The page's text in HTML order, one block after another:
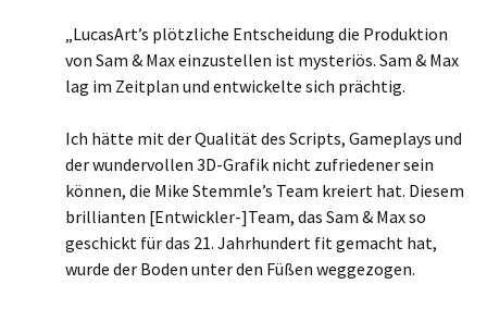
„LucasArt’s plötzliche Entscheidung die Produktion
von Sam & Max einzustellen ist mysteriös. Sam & Max
lag im Zeitplan und entwickelte sich prächtig.
Ich hätte mit der Qualität des Scripts, Gameplays und
der wundervollen 3D-Grafik nicht zufriedener sein
können, die Mike Stemmle’s Team kreiert hat. Diesem
brillianten [Entwickler-]Team, das Sam & Max so
geschickt für das 21. Jahrhundert fit gemacht hat,
wurde der Boden unter den Füßen weggezogen.